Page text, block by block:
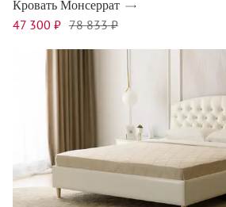
Кровать Монсеррат
47 300 ₽ 78 833 ₽